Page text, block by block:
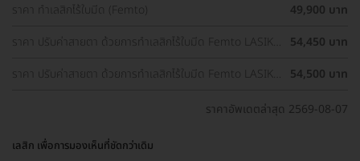
ราคา ทำเลสิกไร้ใบมีด (Femto)
49,900 บาท
ราคา ปรับค่าสายตา ด้วยการทำเลสิกไร้ใบมีด Femto LASIK 2
54,450 บาท
ราคา ปรับค่าสายตา ด้วยการทำเลสิกไร้ใบมีด Femto LASIK 2
54,500 บาท
ราคาอัพเดตล่าสุด 2569-08-07
เลสิก เพื่อการมองเห็นที่ชัดกว่าเดิม